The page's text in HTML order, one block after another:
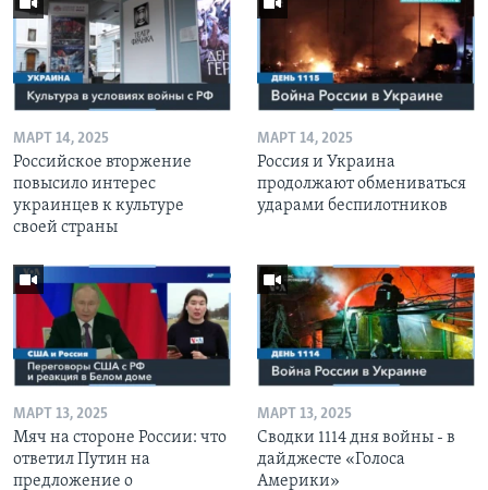
МАРТ 14, 2025
Российское вторжение
повысило интерес
украинцев к культуре
своей страны
МАРТ 14, 2025
Россия и Украина
продолжают обмениваться
ударами беспилотников
МАРТ 13, 2025
Мяч на стороне России: что
ответил Путин на
предложение о
МАРТ 13, 2025
Сводки 1114 дня войны - в
дайджесте «Голоса
Америки»